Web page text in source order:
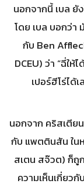
นอกจากนี้ เบล
โดย เบล บอกว่า
กับ Ben
DCEU) ว่า “ฉี่ใ
เปอร์ฮีโร่ได้
นอกจาก คริสเตีย
กับ แพตตินสัน ใน
สเตน สจ๊วต) ก็ถู
ความเห็นเกี่ยว